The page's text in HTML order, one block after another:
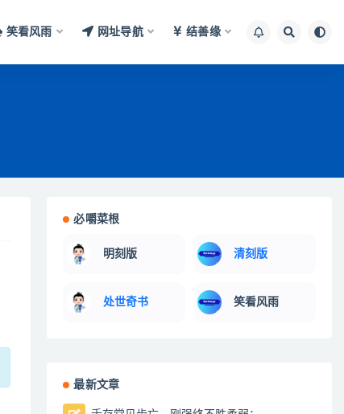
笑看风雨 网址导航 结善缘
必嚼菜根
明刻版 清刻版
处世奇书 笑看风雨
最新文章